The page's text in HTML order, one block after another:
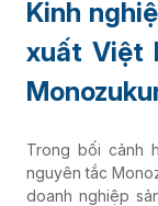
Kinh
xuất Việt
Trong bối cảnh
nguyên tắc
doanh nghiệp